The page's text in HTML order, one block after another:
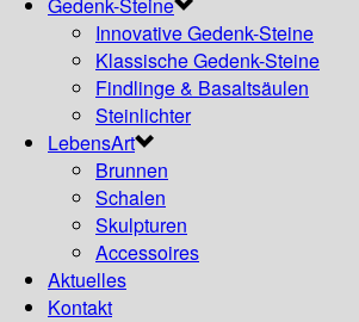
Innovative Gedenk-Steine
Klassische Gedenk-Steine
Findlinge & Basaltsäulen
Steinlichter
LebensArt
Brunnen
Schalen
Skulpturen
Accessoires
Aktuelles
Kontakt